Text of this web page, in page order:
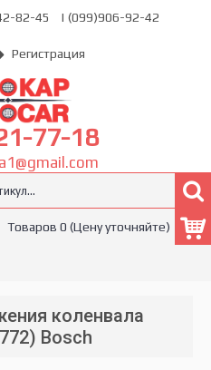
82-45 | (099)906-92-42
Регистрация
77-18
Товаров 0 (Цену уточняйте)
коленвала
Bosch